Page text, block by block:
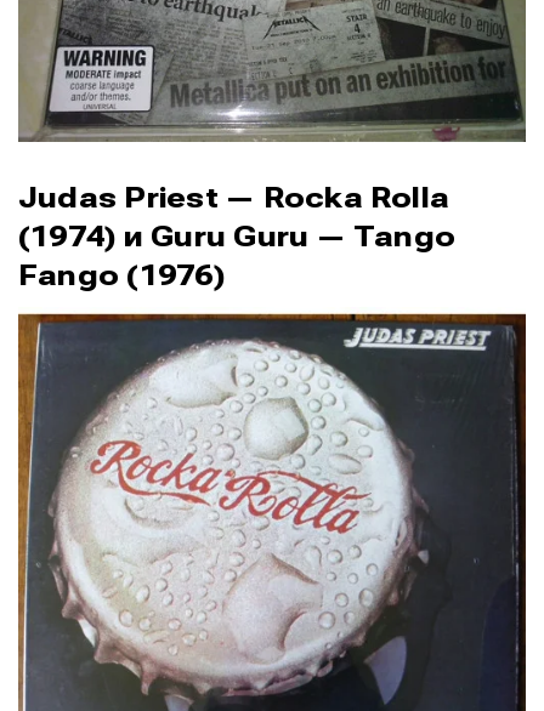
Judas Priest — Rocka Rolla
(1974) и Guru Guru — Tango
Fango (1976)